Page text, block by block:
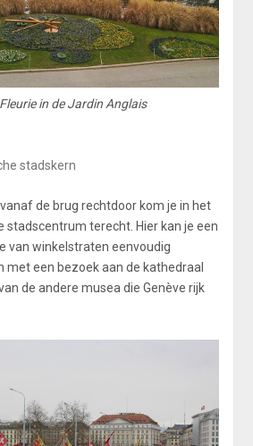
in de Jardin Anglais
stadskern
de brug rechtdoor kom je in het
stadscentrum terecht. Hier kan je een
van winkelstraten eenvoudig
met een bezoek aan de kathedraal
de andere musea die Genève rijk